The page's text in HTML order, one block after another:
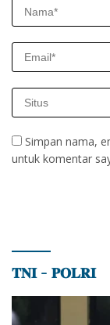
Simpan nama,
untuk komentar
𝐓𝐍𝐈 – 𝐏𝐎𝐋𝐑𝐈